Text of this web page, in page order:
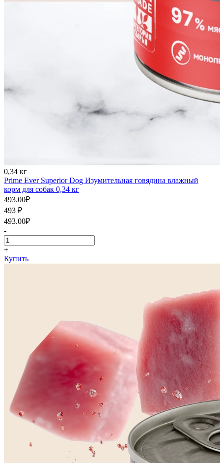
0,34 кг
Prime Ever Superior Dog Изумительная говядина влажный
корм для собак 0,34 кг
493.00₽
493 ₽
493.00₽
-
+
Купить